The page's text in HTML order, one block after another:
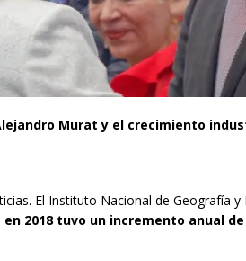
Alejandro Murat y el crecimiento
El Instituto Nacional de Geografía
2018 tuvo un incremento anual